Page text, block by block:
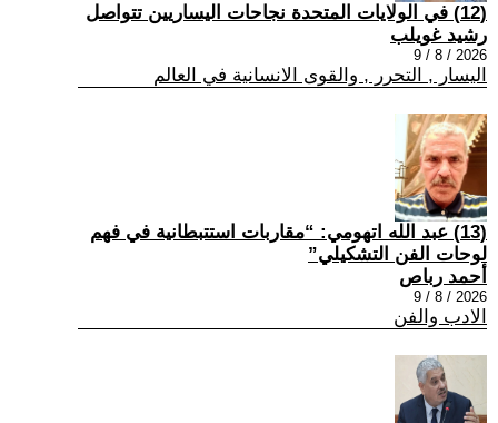
(12) في الولايات المتحدة نجاحات اليساريين تتواصل
رشيد غويلب
2026 / 8 / 9
اليسار , التحرر , والقوى الانسانية في العالم
(13) عبد الله اتهومي: “مقاربات استتبطانية في فهم
لوحات الفن التشكيلي”
أحمد رباص
2026 / 8 / 9
الادب والفن